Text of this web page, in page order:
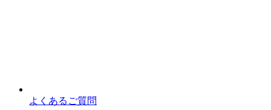
よくあるご質問